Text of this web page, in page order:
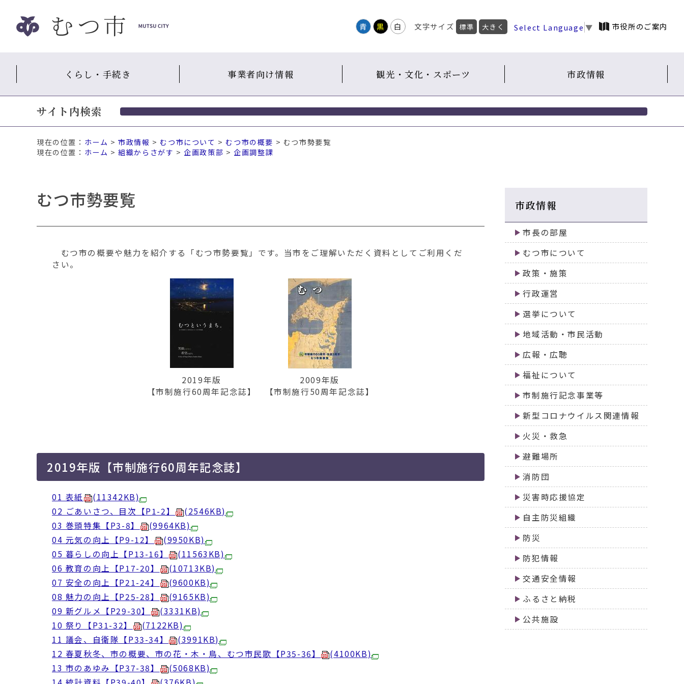
ッ
青 黒 白 文字サイズ 標準 大きく Select Language ▼ 市役所のご案内
くらし・手続き 事業者向け情報 観光・文化・スポーツ 市政情報
サイト内検索
現在の位置： ホーム >市政情報 > むつ市について > むつ市の概要 > むつ市勢要覧
ホーム >組織からさがす >企画政策部 >企画調整課
むつ市勢要覧
むつ市の概要や魅力を紹介する「むつ市勢要覧」です。当市をご理解いただく資料としてご利用くだ
さい。
2019年版
【市制施行60周年記念誌】
2009年版
【市制施行50周年記念誌】
2019年版【市制施行60周年記念誌】
01 表紙
(11342KB)
02 ごあいさつ、目次【P1-2】
(2546KB)
03 巻頭特集【P3-8】
(9964KB)
04 元気の向上【P9-12】
(9950KB)
05 暮らしの向上【P13-16】
(11563KB)
06 教育の向上【P17-20】
(10713KB)
07 安全の向上【P21-24】
(9600KB)
08 魅力の向上【P25-28】
(9165KB)
09 新グルメ【P29-30】
(3331KB)
10 祭り【P31-32】
(7122KB)
11 議会、自衛隊【P33-34】
(3991KB)
12 春夏秋冬、市の概要、市の花・木・鳥、むつ市民歌【P35-36】
(4100KB)
13 市のあゆみ【P37-38】
(5068KB)
市政情報
市長の部屋
むつ市について
政策・施策
行政運営
選挙について
地域活動・市民活動
広報・広聴
福祉について
市制施行記念事業等
新型コロナウイルス関連情報
火災・救急
避難場所
消防団
災害時応援協定
自主防災組織
防災
防犯情報
交通安全情報
ふるさと納税
公共施設